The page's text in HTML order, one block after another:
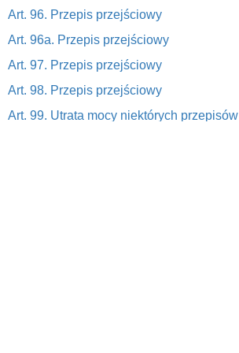
Art. 96. Przepis przejściowy
Art. 96a. Przepis przejściowy
Art. 97. Przepis przejściowy
Art. 98. Przepis przejściowy
Art. 99. Utrata mocy niektórych przepisów